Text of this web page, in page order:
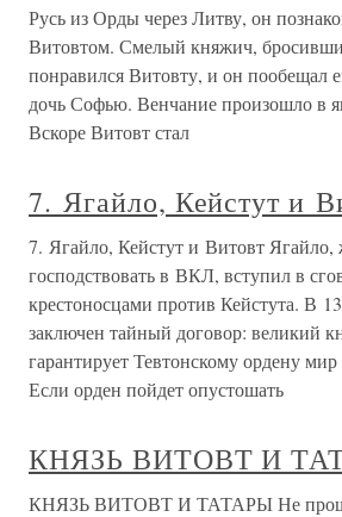
Русь из Орды через Литву, он
Витовтом. Смелый княжич,
понравился Витовту, и он пообещал
дочь Софью. Венчание произошло в
Вскоре Витовт стал
7. Ягайло, Кейстут и
7. Ягайло, Кейстут и Витовт Ягайло,
господствовать в ВКЛ, вступил в
крестоносцами против Кейстута. В
заключен тайный договор: великий
гарантирует Тевтонскому ордену мир
Если орден пойдет опустошать
КНЯЗЬ ВИТОВТ И
КНЯЗЬ ВИТОВТ И ТАТАРЫ Не